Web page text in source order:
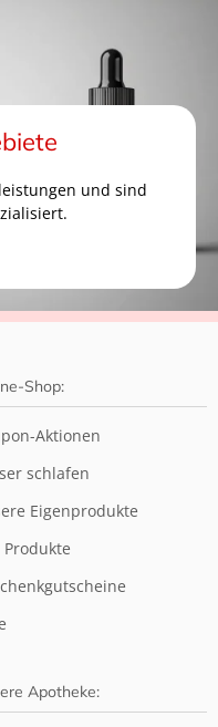
und sind
Shop:
Aktionen
schlafen
Eigenprodukte
Produkte
Apotheke: